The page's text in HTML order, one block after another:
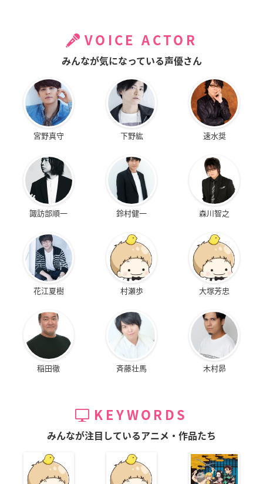
VOICE ACTOR
みんなが気になっている声優さん
宮野真守 下野紘 速水奨
諏訪部順一 鈴村健一 森川智之
花江夏樹 村瀬歩 大塚芳忠
稲田徹 斉藤壮馬 木村昴
KEYWORDS
みんなが注目しているアニメ・作品たち